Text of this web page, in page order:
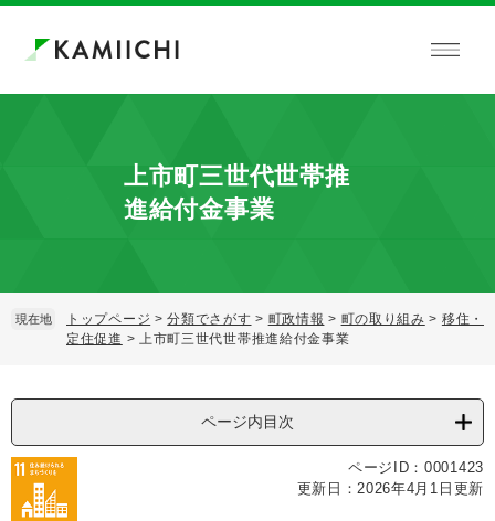
ペ
メ
上市町三世代世帯推
進給付金事業
現在地 トップページ >分類でさがす > 町政情報 > 町の取り組み > 移住・
定住促進 > 上市町三世代世帯推進給付金事業
ページ内目次
ページID：0001423
更新日：2026年4月1日更新